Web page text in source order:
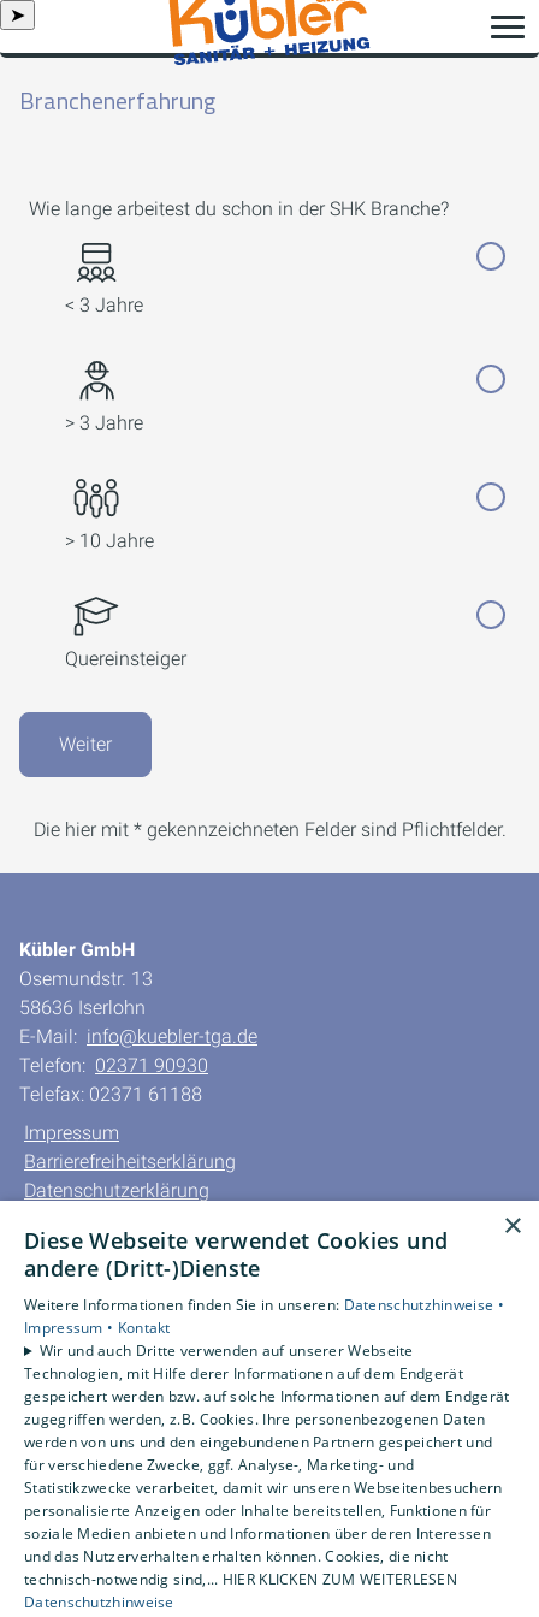
➤
Branchenerfahrung
Wie lange arbeitest du schon in der SHK Branche?
< 3 Jahre
> 3 Jahre
> 10 Jahre
Quereinsteiger
Weiter
Die hier mit * gekennzeichneten Felder sind Pflichtfelder.
Kübler GmbH
Osemundstr. 13
58636 Iserlohn
E-Mail: info@kuebler-tga.de
Telefon: 02371 90930
Telefax: 02371 61188
Impressum
Barrierefreiheitserklärung
Datenschutzerklärung
Unsere Bereiche
Privatkunden
Gewerbekunden
Karriere
Unternehmen
Kontakt
Um externe HTML-Inhalte anzuzeigen, benötigen wir
Ihre Einwilligung.
Weitere Informationen finden Sie in unserer
Datenschutzerklärung.
×
Diese Webseite verwendet Cookies und
andere (Dritt-)Dienste
Weitere Informationen finden Sie in unseren: Datenschutzhinweise •
Impressum • Kontakt
Wir und auch Dritte verwenden auf unserer Webseite
Technologien, mit Hilfe derer Informationen auf dem Endgerät
gespeichert werden bzw. auf solche Informationen auf dem Endgerät
zugegriffen werden, z.B. Cookies. Ihre personenbezogenen Daten
werden von uns und den eingebundenen Partnern gespeichert und
für verschiedene Zwecke, ggf. Analyse-, Marketing- und
Statistikzwecke verarbeitet, damit wir unseren Webseitenbesuchern
personalisierte Anzeigen oder Inhalte bereitstellen, Funktionen für
soziale Medien anbieten und Informationen über deren Interessen
und das Nutzerverhalten erhalten können. Cookies, die nicht
technisch-notwendig sind,... HIER KLICKEN ZUM WEITERLESEN
Datenschutzhinweise